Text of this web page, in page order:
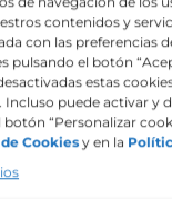
contenidos y
con las preferencias
pulsando el botón
estas
Incluso puede activar y
“Personalizar
Cookiesy en la
en conductor
Isofix
con lente de
LED y luz larga